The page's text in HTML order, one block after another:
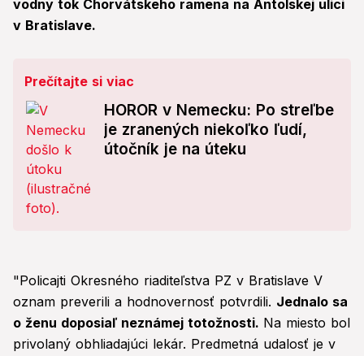
vodný tok Chorvátskeho ramena na Antolskej ulici
v Bratislave.
Prečítajte si viac
HOROR v Nemecku: Po streľbe
je zranených niekoľko ľudí,
útočník je na úteku
"Policajti Okresného riaditeľstva PZ v Bratislave V
oznam preverili a hodnovernosť potvrdili. Jednalo sa
o ženu doposiaľ neznámej totožnosti. Na miesto bol
privolaný obhliadajúci lekár. Predmetná udalosť je v